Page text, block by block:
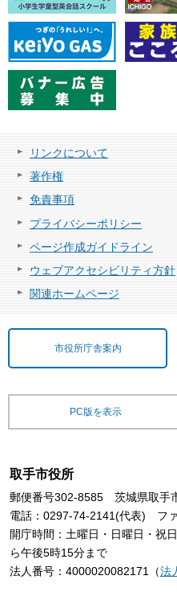
リンクについて
著作権
免責事項
プライバシーポリシー
ページ作成ガイドライン
ウェブアクセシビリティ方針
関連ホームページ
市役所庁舎案内
PC版を表示
取手市役所
郵便番号302-8585 茨城県取手
電話：0297-74-2141(代表) フ
開庁時間：土曜日・日曜日・祝
ら午後5時15分まで
法人番号：4000020082171（法